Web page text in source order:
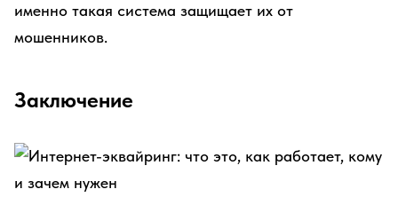
именно такая система защищает их от
мошенников.
Заключение